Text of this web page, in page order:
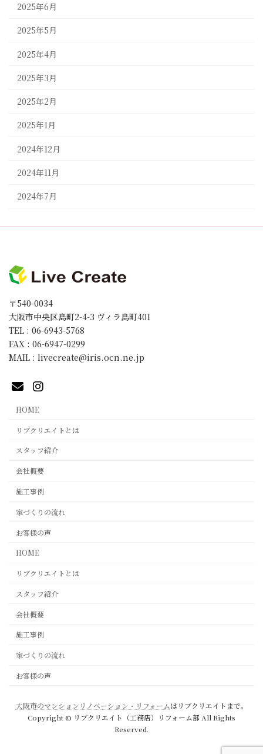
2025年6月
2025年5月
2025年4月
2025年3月
2025年2月
2025年1月
2024年12月
2024年11月
2024年7月
〒540-0034
大阪市中央区島町2-4-3 ヴィラ島町401
TEL : 06-6943-5768
FAX : 06-6947-0299
MAIL : livecreate@iris.ocn.ne.jp
HOME
リブクリエイトとは
スタッフ紹介
会社概要
施工事例
家づくりの流れ
お客様の声
HOME
リブクリエイトとは
スタッフ紹介
会社概要
施工事例
家づくりの流れ
お客様の声
大阪市のマンションリノベーション・リフォームはリブクリエイトまで。
Copyright © リブクリエイト（工務店）リフォーム部 All Rights
Reserved.